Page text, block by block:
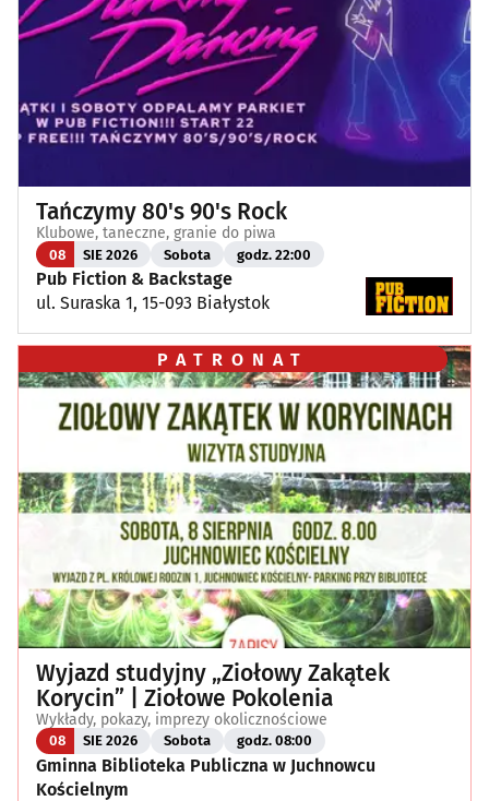
Tańczymy 80's 90's Rock
Klubowe, taneczne, granie do piwa
08 SIE 2026 Sobota godz. 22:00
Pub Fiction & Backstage
ul. Suraska 1, 15-093 Białystok
PATRONAT
Wyjazd studyjny „Ziołowy Zakątek
Korycin” | Ziołowe Pokolenia
Wykłady, pokazy, imprezy okolicznościowe
08 SIE 2026 Sobota godz. 08:00
Gminna Biblioteka Publiczna w Juchnowcu
Kościelnym